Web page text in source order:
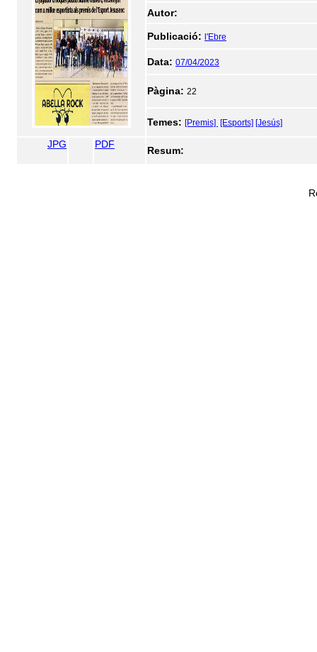
Autor:
Publicació: l'Ebre
Data: 07/04/2023
Pàgina: 22
Temes: [Premis] [Esports] [Jesús]
JPG PDF
Resum: